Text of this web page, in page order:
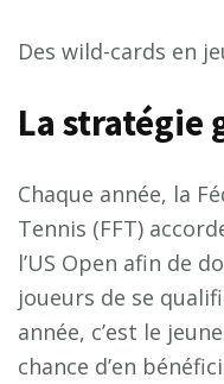
Des wild-cards en
La stratégie
Chaque année, la
Tennis (FFT)
l’US Open afin de
joueurs de se
année, c’est le
chance d’en